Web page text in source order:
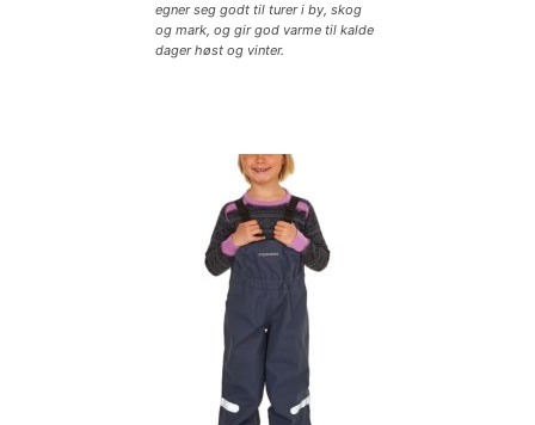
egner seg godt til turer i by, skog
og mark, og gir god varme til kalde
dager høst og vinter.